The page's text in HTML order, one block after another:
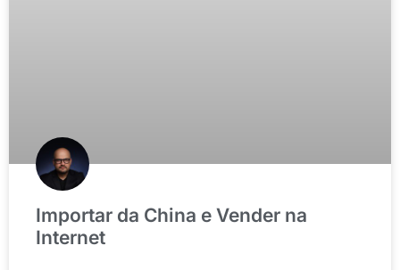
Importar da China e Vender na
Internet